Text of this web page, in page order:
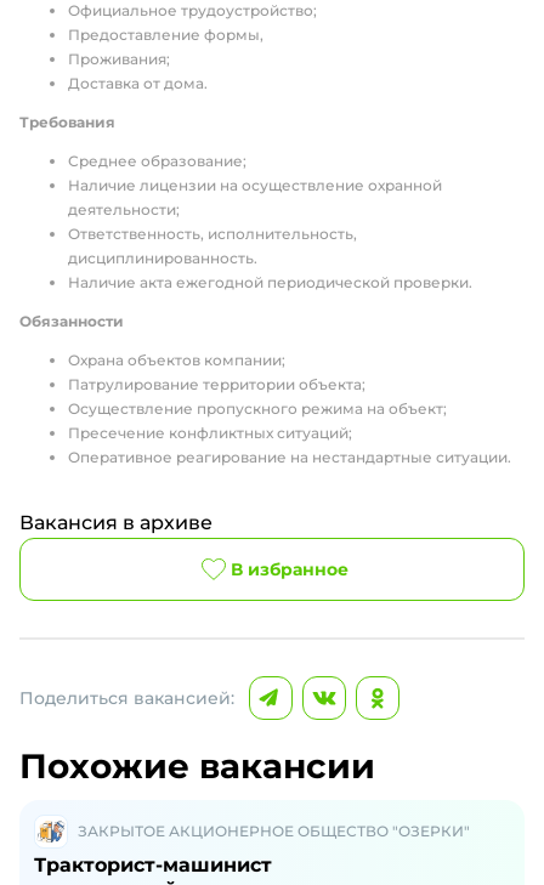
Официальное трудоустройство;
Предоставление формы,
Проживания;
Доставка от дома.
Требования
Среднее образование;
Наличие лицензии на осуществление охранной
деятельности;
Ответственность, исполнительность,
дисциплинированность.
Наличие акта ежегодной периодической проверки.
Обязанности
Охрана объектов компании;
Патрулирование территории объекта;
Осуществление пропускного режима на объект;
Пресечение конфликтных ситуаций;
Оперативное реагирование на нестандартные ситуации.
Вакансия в архиве
В избранное
Поделиться вакансией:
Похожие вакансии
ЗАКРЫТОЕ АКЦИОНЕРНОЕ ОБЩЕСТВО "ОЗЕРКИ"
Тракторист-машинист